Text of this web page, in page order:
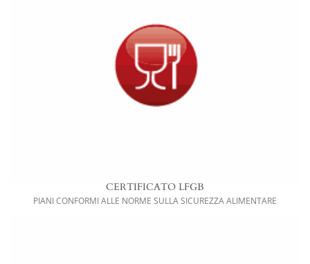
CERTIFICATO LFGB
PIANI CONFORMI ALLE NORME SULLA SICUREZZA ALIMENTARE